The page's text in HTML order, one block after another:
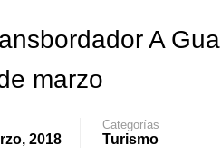
A
marzo
2018
Categorías
Turismo